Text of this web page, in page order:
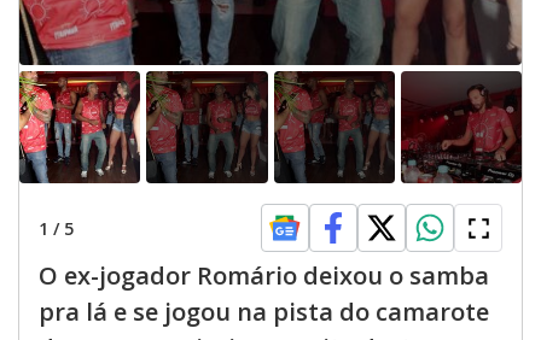
1 / 5
O ex-jogador Romário deixou o samba
pra lá e se jogou na pista do camarote